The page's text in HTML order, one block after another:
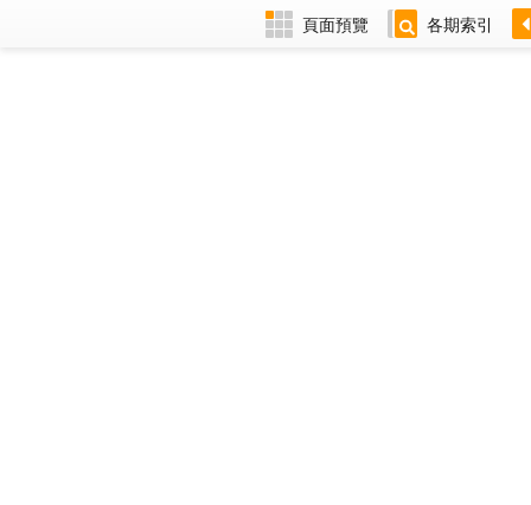
頁面預覽 各期索引